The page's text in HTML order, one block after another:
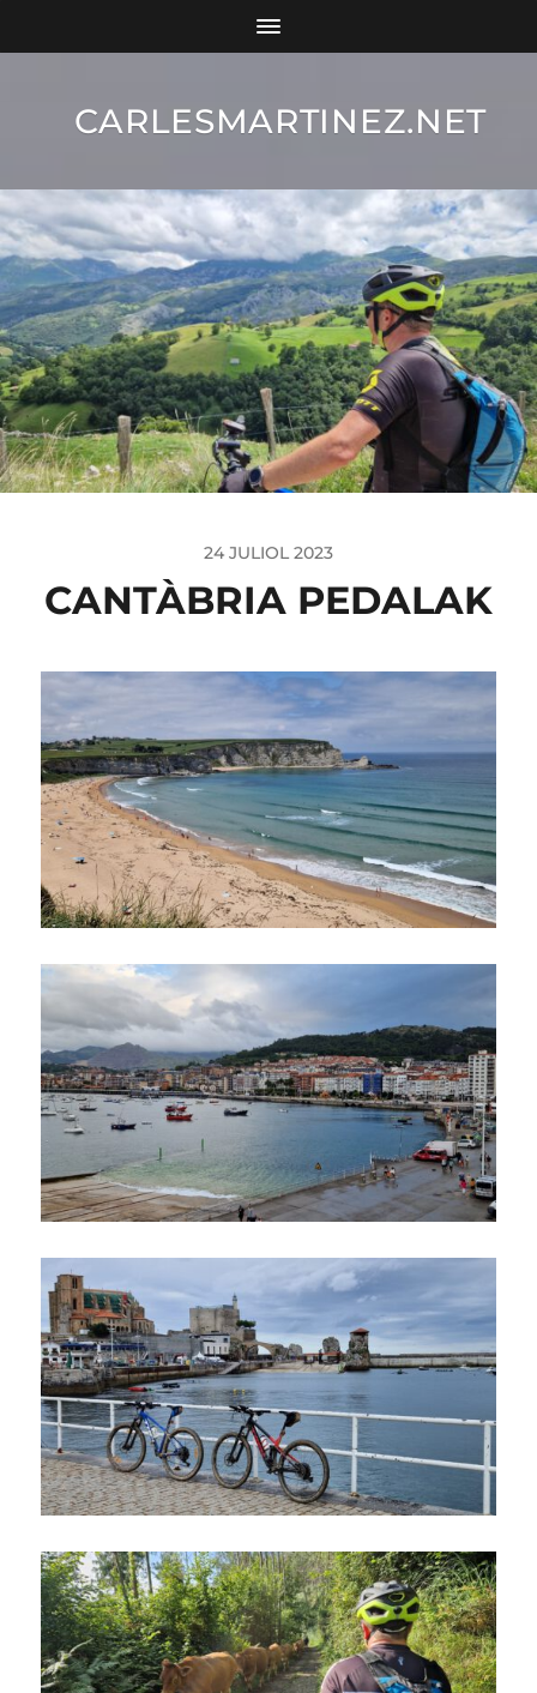
CARLESMARTINEZ.NET
24 JULIOL 2023
CANTÀBRIA PEDALAK